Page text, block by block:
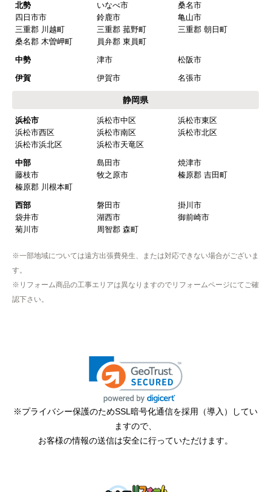
北勢 いなべ市
桑名市
四日市市
鈴鹿市
亀山市
三重郡 川越町
三重郡 菰野町
三重郡 朝日町
桑名郡 木曽岬町
員弁郡 東員町
中勢
津市
松阪市
伊賀
伊賀市 名張市
静岡県
浜松市 浜松市中区
浜松市東区
浜松市西区
浜松市南区
浜松市北区
浜松市浜北区
浜松市天竜区
中部
島田市
焼津市
藤枝市
牧之原市
榛原郡 吉田町
榛原郡 川根本町
西部
磐田市
掛川市
袋井市
湖西市
御前崎市
菊川市
周智郡 森町
※一部地域については遠方出張費発生、または対応できない場合がございま
す。
※リフォーム商品の工事エリアは異なりますのでリフォームページにてご確
認下さい。
※プライバシー保護のためSSL暗号化通信を採用（導入）してい
ますので、
お客様の情報の送信は安全に行っていただけます。